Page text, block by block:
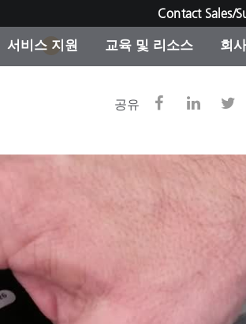
Contact Sales/
토어
스플레이 및 프린터
측정
서비스 지원 교육 및 리소스
스
회
1
공유